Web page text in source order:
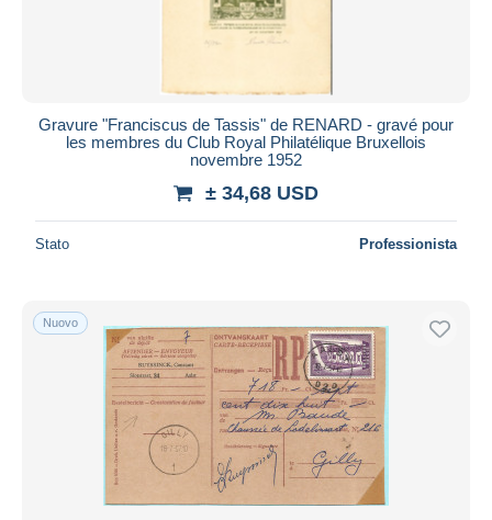
Gravure "Franciscus de Tassis" de RENARD - gravé pour
les membres du Club Royal Philatélique Bruxellois
novembre 1952
± 34,68 USD
Stato Professionista
Nuovo